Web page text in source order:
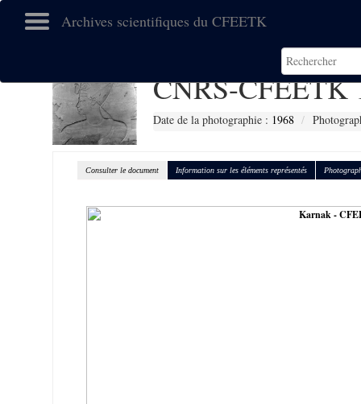
Archives scientifiques du CFEETK
CNRS-CFEETK
Date de la photographie : 1968
Consulter le document Information sur les éléments représentés